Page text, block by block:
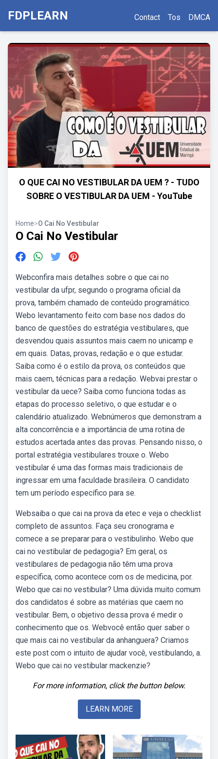
FDPLEARN Contact Tos DMCA
O QUE CAI NO VESTIBULAR DA UEM ? - TUDO
SOBRE O VESTIBULAR DA UEM - YouTube
Home>O Cai No Vestibular
O Cai No Vestibular
Webconfira mais detalhes sobre o que cai no
vestibular da ufpr, segundo o programa oficial da
prova, também chamado de conteúdo programático.
Webo levantamento feito com base nos dados do
banco de questões do estratégia vestibulares, que
desvendou quais assuntos mais caem no unicamp e
em quais. Datas, provas, redação e o que estudar.
Saiba como é o estilo da prova, os conteúdos que
mais caem, técnicas para a redação. Webvai prestar o
vestibular da uece? Saiba como funciona todas as
etapas do processo seletivo, o que estudar e o
calendário atualizado. Webnúmeros que demonstram a
alta concorrência e a importância de uma rotina de
estudos acertada antes das provas. Pensando nisso, o
portal estratégia vestibulares trouxe o. Webo
vestibular é uma das formas mais tradicionais de
ingressar em uma faculdade brasileira. O candidato
tem um período específico para se.
Websaiba o que cai na prova da etec e veja o checklist
completo de assuntos. Faça seu cronograma e
comece a se preparar para o vestibulinho. Webo que
cai no vestibular de pedagogia? Em geral, os
vestibulares de pedagogia não têm uma prova
específica, como acontece com os de medicina, por.
Webo que cai no vestibular? Uma dúvida muito comum
dos candidatos é sobre as matérias que caem no
vestibular. Bem, o objetivo dessa prova é medir o
conhecimento que os. Webvocê então quer saber o
que mais cai no vestibular da anhanguera? Criamos
este post com o intuito de ajudar você, vestibulando, a.
Webo que cai no vestibular mackenzie?
For more information, click the button below.
LEARN MORE